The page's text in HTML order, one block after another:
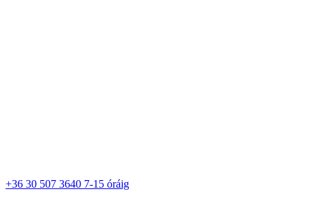
+36 30 507 3640 7-15 óráig